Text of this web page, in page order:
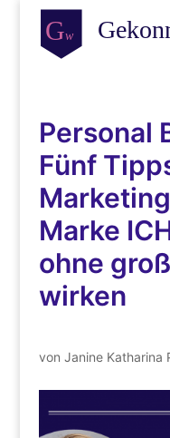
Personal
Fünf
Marke
ohne
wirken
von Janine Katharina